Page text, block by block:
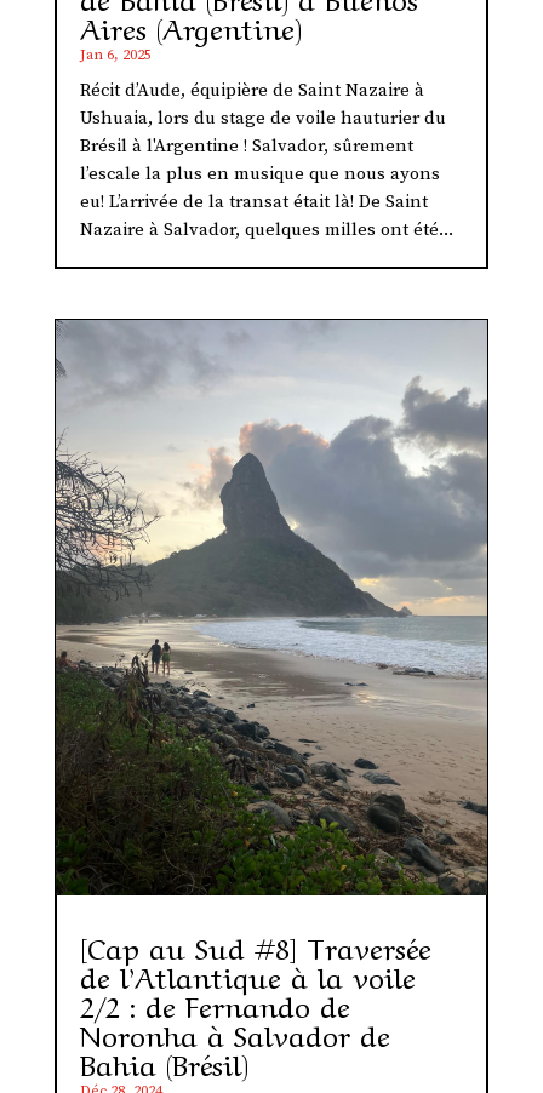
Aires (Argentine)
Jan 6, 2025
Récit d’Aude, équipière de Saint Nazaire à
Ushuaia, lors du stage de voile hauturier du
Brésil à l'Argentine ! Salvador, sûrement
l’escale la plus en musique que nous ayons
eu! L’arrivée de la transat était là! De Saint
Nazaire à Salvador, quelques milles ont été...
[Cap au Sud #8] Traversée
de l’Atlantique à la voile
2/2 : de Fernando de
Noronha à Salvador de
Bahia (Brésil)